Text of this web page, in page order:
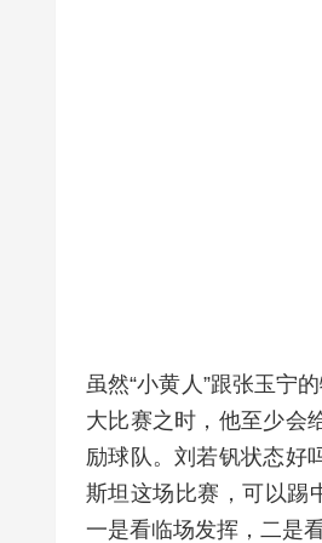
虽然“小黄人”跟张玉宁
大比赛之时，他至少会
励球队。刘若钒状态好
斯坦这场比赛，可以踢
一是看临场发挥，二是